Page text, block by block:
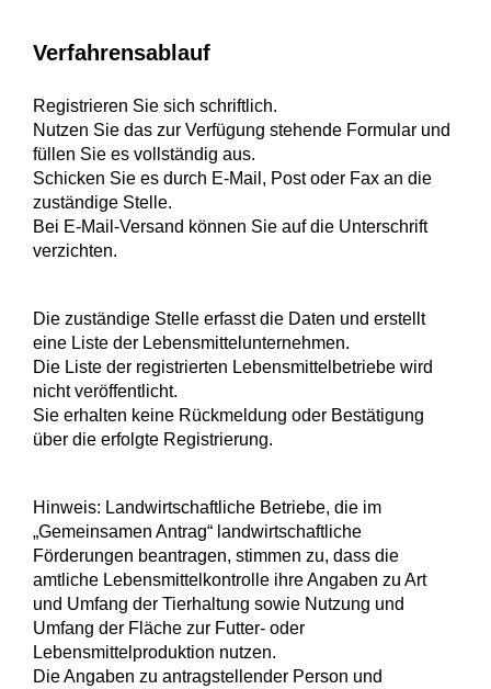
Verfahrensablauf
Registrieren Sie sich schriftlich.
Nutzen Sie das zur Verfügung stehende Formular und
füllen Sie es vollständig aus.
Schicken Sie es durch E-Mail, Post oder Fax an die
zuständige Stelle.
Bei E-Mail-Versand können Sie auf die Unterschrift
verzichten.
Die zuständige Stelle erfasst die Daten und erstellt
eine Liste der Lebensmittelunternehmen.
Die Liste der registrierten Lebensmittelbetriebe wird
nicht veröffentlicht.
Sie erhalten keine Rückmeldung oder Bestätigung
über die erfolgte Registrierung.
Hinweis: Landwirtschaftliche Betriebe, die im
„Gemeinsamen Antrag“ landwirtschaftliche
Förderungen beantragen, stimmen zu, dass die
amtliche Lebensmittelkontrolle ihre Angaben zu Art
und Umfang der Tierhaltung sowie Nutzung und
Umfang der Fläche zur Futter- oder
Lebensmittelproduktion nutzen.
Die Angaben zu antragstellender Person und